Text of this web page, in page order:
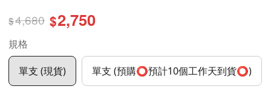
$4,680 $2,750
規格
單支 (現貨) 單支 (預購⭕預計10個工作天到貨⭕)